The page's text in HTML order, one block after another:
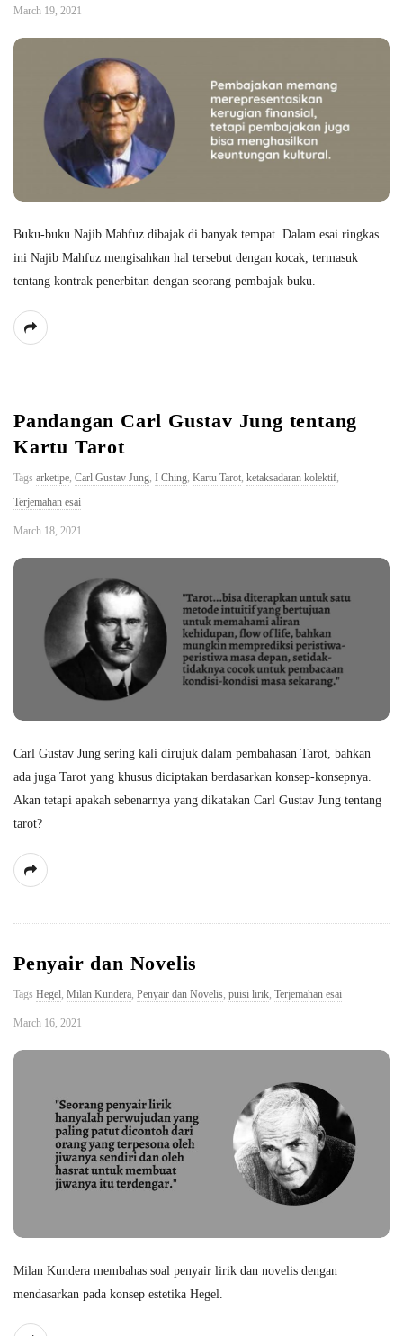
March 19, 2021
Buku-buku Najib Mahfuz dibajak di banyak tempat. Dalam esai ringkas
ini Najib Mahfuz mengisahkan hal tersebut dengan kocak, termasuk
tentang kontrak penerbitan dengan seorang pembajak buku.
Pandangan Carl Gustav Jung tentang
Kartu Tarot
Tags arketipe Carl Gustav Jung I Ching Kartu Tarot ketaksadaran kolektif
Terjemahan esai
March 18, 2021
Carl Gustav Jung sering kali dirujuk dalam pembahasan Tarot, bahkan
ada juga Tarot yang khusus diciptakan berdasarkan konsep-konsepnya.
Akan tetapi apakah sebenarnya yang dikatakan Carl Gustav Jung tentang
tarot?
Penyair dan Novelis
Tags Hegel, Milan Kundera, Penyair dan Novelis, puisi lirik, Terjemahan esai
March 16, 2021
Milan Kundera membahas soal penyair lirik dan novelis dengan
mendasarkan pada konsep estetika Hegel.